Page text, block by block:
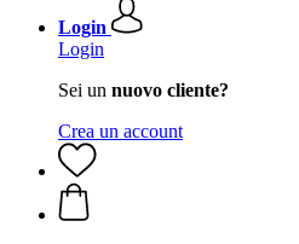
Login
Login
Sei un nuovo cliente?
Crea un account